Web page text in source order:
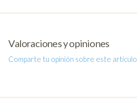
Valoraciones y opiniones
Comparte tu opinión sobre este artículo